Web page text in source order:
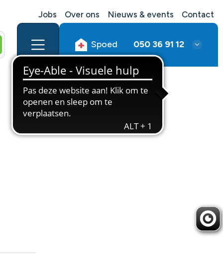
Jobs Over ons Nieuws & events Contact
Spoed 050 36 91 12